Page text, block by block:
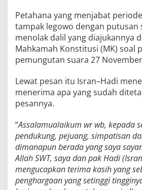
Petahana yang menjabat
tampak legowo dengan putusan
menolak dalil yang diajukannya
Mahkamah Konstitusi (MK) soal
pemungutan suara 27
Lewat pesan itu Isran–Hadi
menerima apa yang sudah
pesannya.
“Assalamualaikum wr wb, kepada
pendukung, pejuang, simpatisan
dimanapun berada yang saya
Allah SWT, saya dan pak Hadi
mengucapkan terima kasih yang
penghargaan yang setinggi